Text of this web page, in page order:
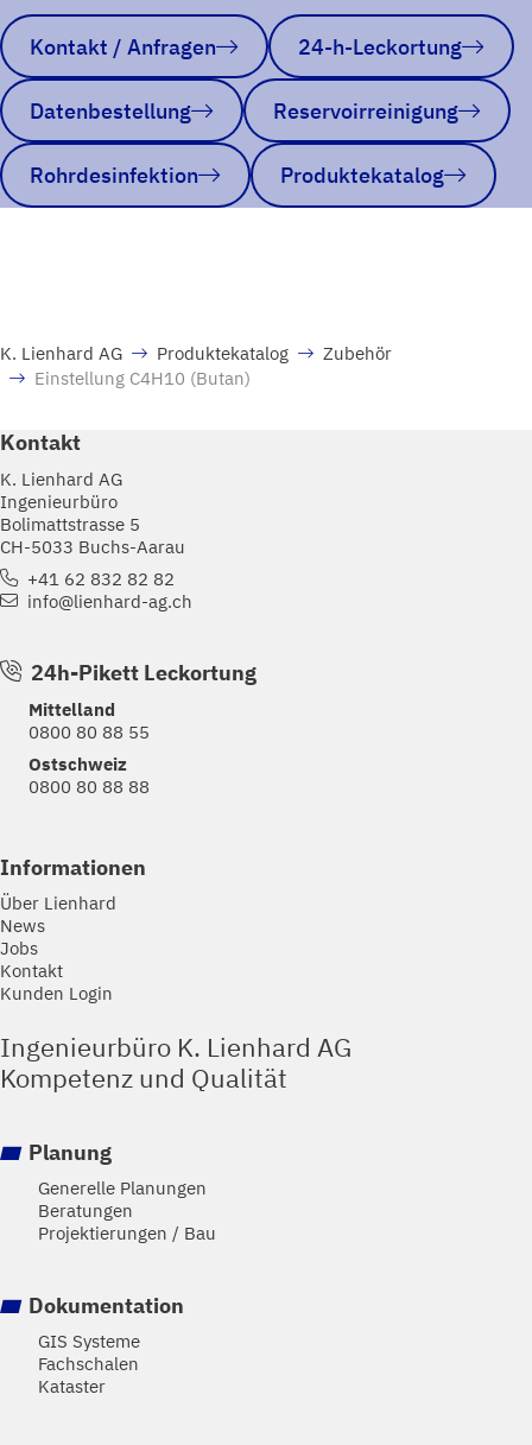
Kontakt / Anfragen 24-h-Leckortung
Datenbestellung Reservoirreinigung
Rohrdesinfektion Produktekatalog
K. Lienhard AG Produktekatalog
Zubehör
Einstellung C4H10 (Butan)
Kontakt
K. Lienhard AG
Ingenieurbüro
Bolimattstrasse 5
CH-5033 Buchs-Aarau
+41 62 832 82 82
info@lienhard-ag.ch
24h-Pikett Leckortung
Mittelland
0800 80 88 55
Ostschweiz
0800 80 88 88
Informationen
Über Lienhard
News
Jobs
Kontakt
Kunden Login
Ingenieurbüro K. Lienhard AG
Kompetenz und Qualität
Planung
Generelle Planungen
Beratungen
Projektierungen / Bau
Dokumentation
GIS Systeme
Fachschalen
Kataster